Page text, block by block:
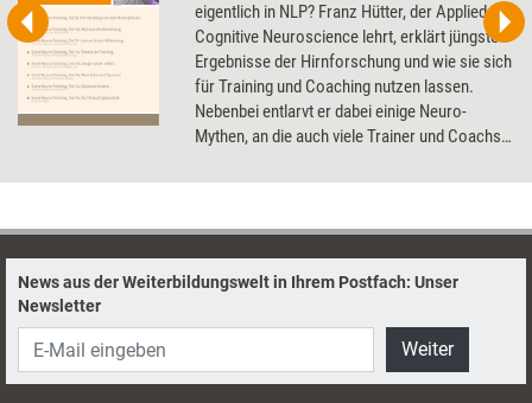
eigentlich in NLP? Franz Hütter, der Applied
Cognitive Neuroscience lehrt, erklärt jüngste
Ergebnisse der Hirnforschung und wie sie sich
für Training und Coaching nutzen lassen.
Nebenbei entlarvt er dabei einige Neuro-
Mythen, an die auch viele Trainer und Coachs
News aus der Weiterbildungswelt in Ihrem Postfach: Unser
Newsletter
Weiter